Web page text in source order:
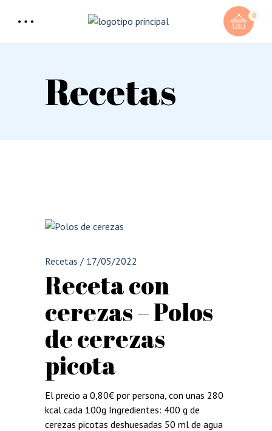
0
Recetas
Recetas / 17/05/2022
Receta con
cerezas – Polos
de cerezas
picota
El precio a 0,80€ por persona, con unas 280
kcal cada 100g Ingredientes: 400 g de
cerezas picotas deshuesadas 50 ml de agua